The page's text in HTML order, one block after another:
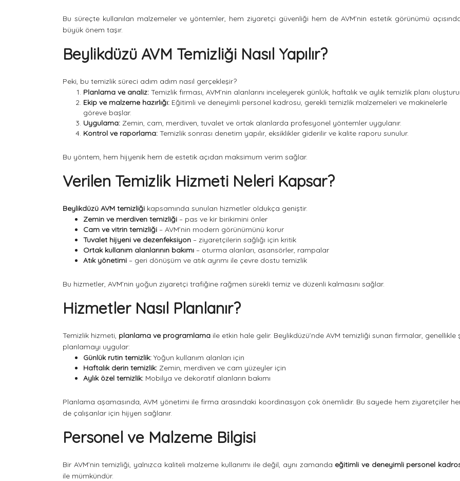
Bu süreçte kullanılan malzemeler ve yöntemler, hem ziyaretçi güvenliği hem de AVM’nin estetik görünümü
büyük önem taşır.
Beylikdüzü AVM Temizliği Nasıl Yapılır?
Peki, bu temizlik süreci adım adım nasıl gerçekleşir?
Planlama ve analiz: Temizlik firması, AVM’nin alanlarını inceleyerek günlük, haftalık ve aylık temizlik planı
Ekip ve malzeme hazırlığı: Eğitimli ve deneyimli personel kadrosu, gerekli temizlik malzemeleri ve makinelerle
göreve başlar.
Uygulama: Zemin, cam, merdiven, tuvalet ve ortak alanlarda profesyonel yöntemler uygulanır.
Kontrol ve raporlama: Temizlik sonrası denetim yapılır, eksiklikler giderilir ve kalite raporu sunulur.
Bu yöntem, hem hijyenik hem de estetik açıdan maksimum verim sağlar.
Verilen Temizlik Hizmeti Neleri Kapsar?
Beylikdüzü AVM temizliği kapsamında sunulan hizmetler oldukça geniştir.
Zemin ve merdiven temizliği – pas ve kir birikimini önler
Cam ve vitrin temizliği – AVM’nin modern görünümünü korur
Tuvalet hijyeni ve dezenfeksiyon – ziyaretçilerin sağlığı için kritik
Ortak kullanım alanlarının bakımı – oturma alanları, asansörler, rampalar
Atık yönetimi – geri dönüşüm ve atık ayrımı ile çevre dostu temizlik
Bu hizmetler, AVM’nin yoğun ziyaretçi trafiğine rağmen sürekli temiz ve düzenli kalmasını sağlar.
Hizmetler Nasıl Planlanır?
Temizlik hizmeti, planlama ve programlama ile etkin hale gelir. Beylikdüzü’nde AVM temizliği sunan firmalar, genellikle
planlamayı uygular:
Günlük rutin temizlik: Yoğun kullanım alanları için
Haftalık derin temizlik: Zemin, merdiven ve cam yüzeyler için
Aylık özel temizlik: Mobilya ve dekoratif alanların bakımı
Planlama aşamasında, AVM yönetimi ile firma arasındaki koordinasyon çok önemlidir. Bu sayede hem ziyaretçiler
de çalışanlar için hijyen sağlanır.
Personel ve Malzeme Bilgisi
Bir AVM’nin temizliği, yalnızca kaliteli malzeme kullanımı ile değil, aynı zamanda eğitimli ve deneyimli personel
ile mümkündür.